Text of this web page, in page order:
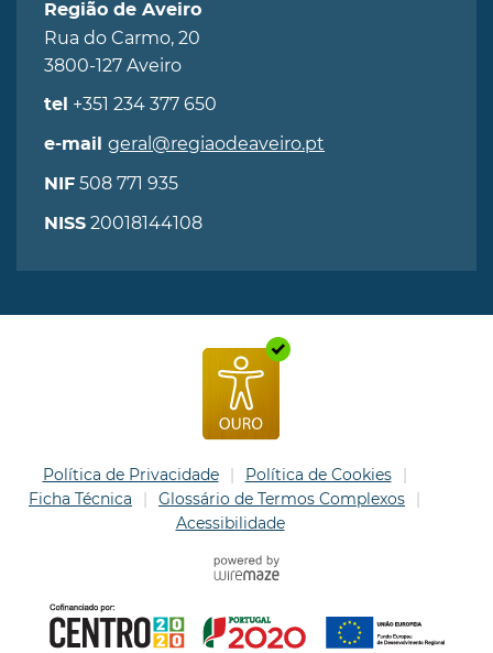
Região de Aveiro
Rua do Carmo, 20
3800-127 Aveiro
tel +351 234 377 650
e-mail geral@regiaodeaveiro.pt
NIF 508 771 935
NISS 20018144108
Política de Privacidade
Política de Cookies
Ficha Técnica
Glossário de Termos Complexos
Acessibilidade